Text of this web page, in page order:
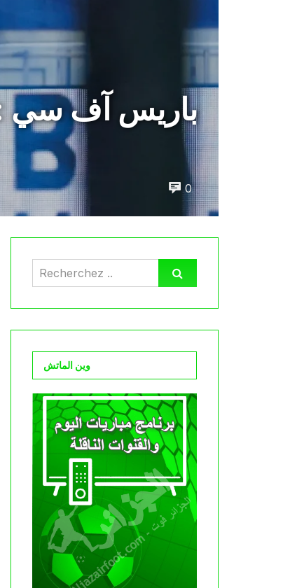
باريس آف سي
0
وين الماتش